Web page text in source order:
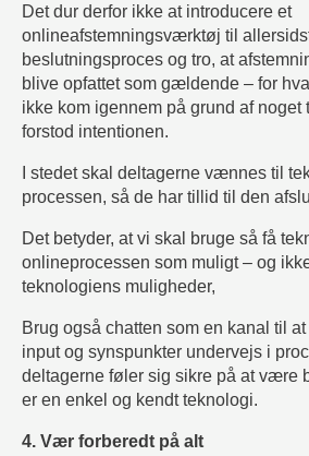
Det dur derfor ikke at introducere et
onlineafstemningsværktøj til
beslutningsproces og tro, at
blive opfattet som gældende – for
ikke kom igennem på grund af noget
forstod intentionen.
I stedet skal deltagerne vænnes til
processen, så de har tillid til den
Det betyder, at vi skal bruge så få
onlineprocessen som muligt – og
teknologiens muligheder,
Brug også chatten som en kanal til
input og synspunkter undervejs i
deltagerne føler sig sikre på at være
er en enkel og kendt teknologi.
4. Vær forberedt på alt